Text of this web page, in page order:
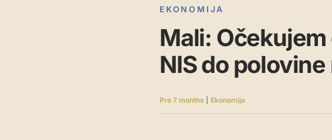
EKONOMIJA
Mali:
NIS do
Pre 7 months Ekonomija